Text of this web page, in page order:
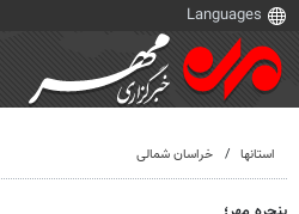
استانها خراسان شمالی